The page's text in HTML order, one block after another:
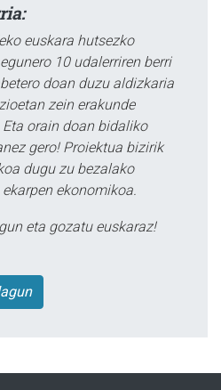
euskara hutsezko
10 udalerriren berri
doan duzu aldizkaria
zein erakunde
orain doan bidaliko
gero! Proiektua bizirik
dugu zu bezalako
ekonomikoa.
eta gozatu euskaraz!